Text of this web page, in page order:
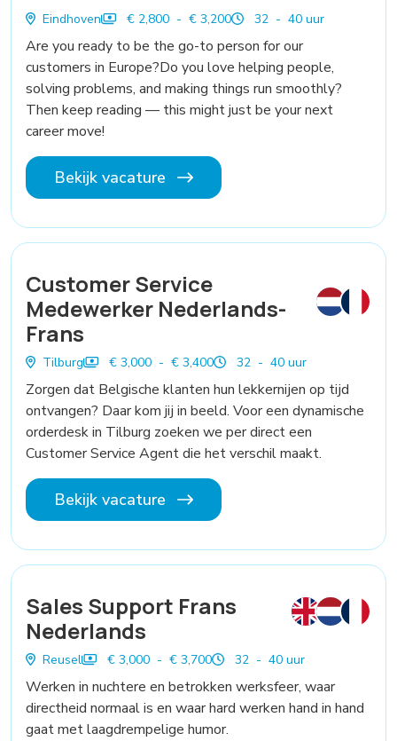
Eindhoven € 2,800 - € 3,200 32 - 40 uur
Are you ready to be the go-to person for our
customers in Europe?Do you love helping people,
solving problems, and making things run smoothly?
Then keep reading — this might just be your next
career move!
Bekijk vacature
Customer Service
Medewerker Nederlands-
Frans
Tilburg € 3,000 - € 3,400 32 - 40 uur
Zorgen dat Belgische klanten hun lekkernijen op tijd
ontvangen? Daar kom jij in beeld. Voor een dynamische
orderdesk in Tilburg zoeken we per direct een
Customer Service Agent die het verschil maakt.
Bekijk vacature
Sales Support Frans
Nederlands
Reusel € 3,000 - € 3,700 32 - 40 uur
Werken in nuchtere en betrokken werksfeer, waar
directheid normaal is en waar hard werken hand in hand
gaat met laagdrempelige humor.